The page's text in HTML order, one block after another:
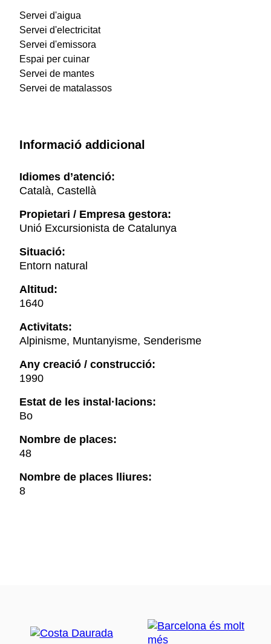
Servei d'aigua
Servei d'electricitat
Servei d'emissora
Espai per cuinar
Servei de mantes
Servei de matalassos
Informació addicional
Idiomes d’atenció:
Català, Castellà
Propietari / Empresa gestora:
Unió Excursionista de Catalunya
Situació:
Entorn natural
Altitud:
1640
Activitats:
Alpinisme, Muntanyisme, Senderisme
Any creació / construcció:
1990
Estat de les instal·lacions:
Bo
Nombre de places:
48
Nombre de places lliures:
8